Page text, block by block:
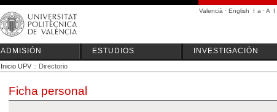
Valencià · English I a ·A I
ADMISIÓN ESTUDIOS INVESTIGACIÓN
Inicio UPV :: Directorio
Ficha personal